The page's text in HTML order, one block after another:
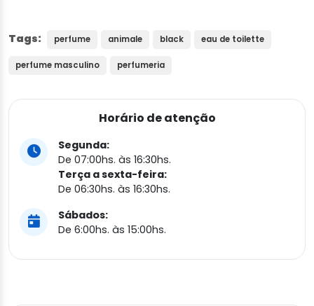
Tags: perfume animale black eau de toilette
perfume masculino perfumeria
Horário de atenção
Segunda:
De 07:00hs. às 16:30hs.
Terça a sexta-feira:
De 06:30hs. às 16:30hs.
Sábados:
De 6:00hs. às 15:00hs.